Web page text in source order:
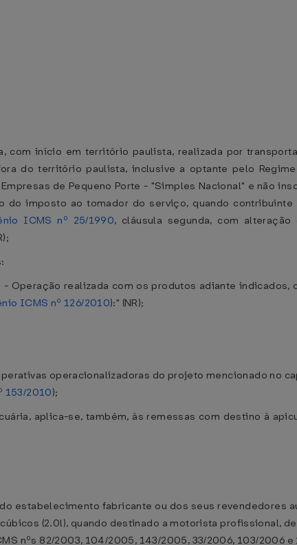
com início em território paulista, realizada por
do território paulista, inclusive a optante pelo
de Pequeno Porte - "Simples Nacional" e não
do imposto ao tomador do serviço, quando
ICMS nº 25/1990, cláusula segunda, com alteração
- Operação realizada com os produtos adiante
ICMS nº 126/2010):" (NR);
operacionalizadoras do projeto mencionado no
153/2010);
aplica-se, também, às remessas com destino à
estabelecimento fabricante ou dos seus revendedores
(2.0l), quando destinado a motorista profissional,
nºs 82/2003, 104/2005, 143/2005, 33/2006, 103/2006 e